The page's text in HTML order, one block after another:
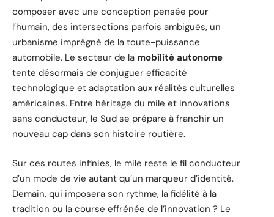
composer avec une conception pensée pour
l’humain, des intersections parfois ambiguës, un
urbanisme imprégné de la toute-puissance
automobile. Le secteur de la mobilité autonome
tente désormais de conjuguer efficacité
technologique et adaptation aux réalités culturelles
américaines. Entre héritage du mile et innovations
sans conducteur, le Sud se prépare à franchir un
nouveau cap dans son histoire routière.
Sur ces routes infinies, le mile reste le fil conducteur
d’un mode de vie autant qu’un marqueur d’identité.
Demain, qui imposera son rythme, la fidélité à la
tradition ou la course effrénée de l’innovation ? Le